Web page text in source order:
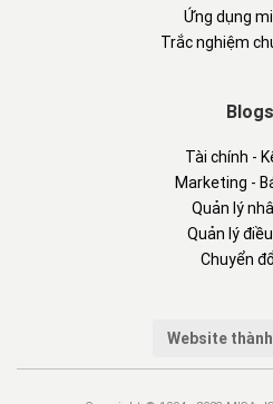
Ứng dụng
Trắc nghiệm
Blogs
Tài chính -
Marketing -
Quản lý
Quản lý
Chuyển
Website